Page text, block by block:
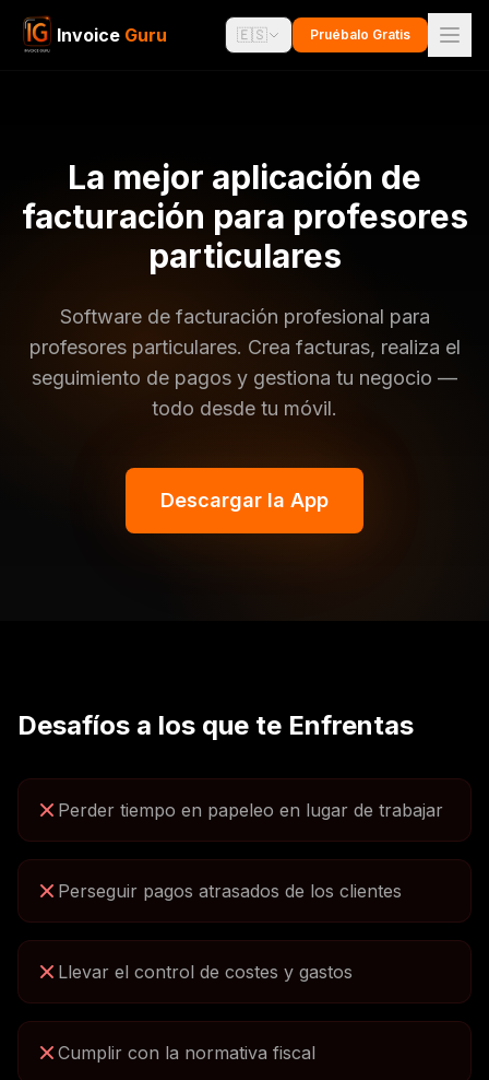
Invoice Guru 🇪🇸 Pruébalo Gratis
La mejor aplicación de
facturación para profesores
particulares
Software de facturación profesional para
profesores particulares. Crea facturas, realiza el
seguimiento de pagos y gestiona tu negocio —
todo desde tu móvil.
Descargar la App
Desafíos a los que te Enfrentas
Perder tiempo en papeleo en lugar de trabajar
Perseguir pagos atrasados de los clientes
Llevar el control de costes y gastos
Cumplir con la normativa fiscal